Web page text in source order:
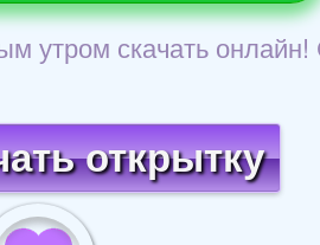
утром скачать
открытку